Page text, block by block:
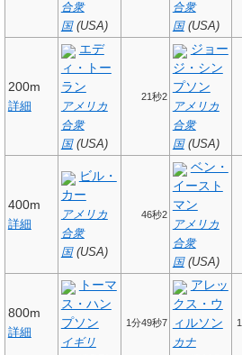
合衆
国(USA)
合衆
国(USA)
200m
詳細
エデ
ィ・トー
ラン
アメリカ
合衆
国(USA)
21秒2
ジョー
ジ・シン
プソン
アメリカ
合衆
国(USA)
400m
詳細
ビル・
カー
アメリカ
合衆
国(USA)
46秒2
ベン・
イースト
マン
アメリカ
合衆
国(USA)
800m
詳細
トーマ
ス・ハン
プソン
イギリ
1分49秒7
アレッ
クス・ウ
ィルソン
カナ